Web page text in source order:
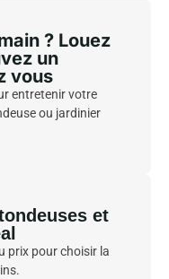
? Louez
un
vous
entretenir votre
ou jardinier
et
prix pour choisir la